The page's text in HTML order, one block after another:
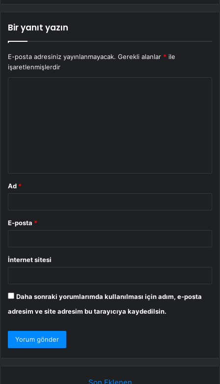
Bir yanıt yazın
E-posta adresiniz yayınlanmayacak. Gerekli alanlar * ile
işaretlenmişlerdir
Ad *
E-posta *
İnternet sitesi
Daha sonraki yorumlarımda kullanılması için adım, e-posta
adresim ve site adresim bu tarayıcıya kaydedilsin.